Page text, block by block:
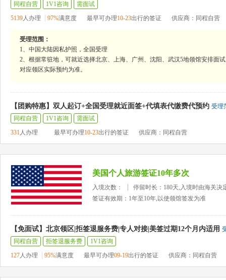
同程自营
1V1咨询
需面试
5139人办理 97%满意度 最早可办理10-23出行的签证 供应商：同程自营
受理范围：
1、中国大陆因私护照，全国受理
2、根据常驻地，可就近选择北京、上海、广州、沈阳、武汉5地领馆安排面
对应领区实际预约为准。
【团购特惠】双人起订+全国受理就近面签+代填表代缴费代预约 受理
同程自营
1V1咨询
需面试
331人办理 最早可办理10-23出行的签证 供应商：同程自营
美国个人旅游签证10年多次
入境次数：
停留时长：180天,入境时由海关决
签证有效期：1年至10年,以使领馆签发为准
【免面试】北京领区|拒签退服务费|专人对接|美签过期12个月内适用
同程自营
拒签退服务费
1V1咨询
127人办理 95%满意度 最早可办理09-19出行的签证 供应商：同程自营